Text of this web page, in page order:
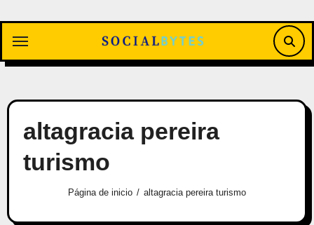
contenido
altagracia pereira
turismo
Página de inicio altagracia pereira turismo